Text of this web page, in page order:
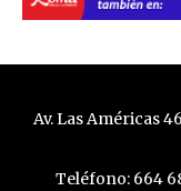
Av. Las Américas
Teléfono: 664